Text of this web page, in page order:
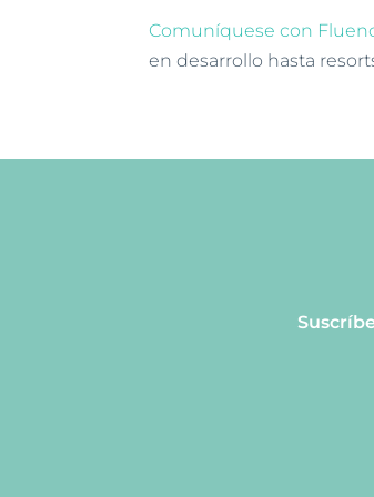
Comuníquese con
en desarrollo hasta